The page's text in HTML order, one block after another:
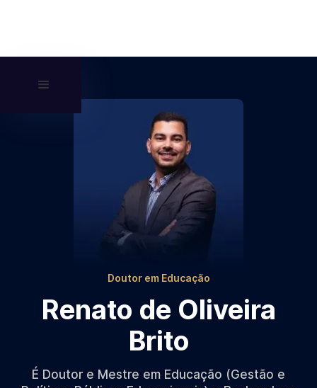
Doutor em Educação
Renato de Oliveira
Brito
É Doutor e Mestre em Educação (Gestão e